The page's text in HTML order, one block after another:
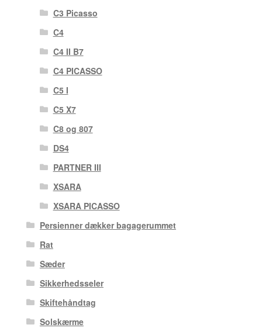
C3 Picasso
C4
C4 II B7
C4 PICASSO
C5 I
C5 X7
C8 og 807
DS4
PARTNER III
XSARA
XSARA PICASSO
Persienner dækker bagagerummet
Rat
Sæder
Sikkerhedsseler
Skiftehåndtag
Solskærme